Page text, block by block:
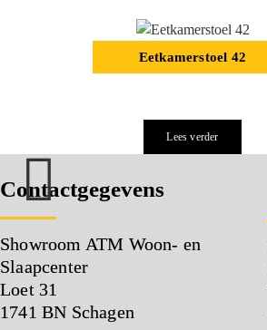
Eetkamerstoel 42
Lees verder
Contactgegevens
Showroom ATM Woon- en
Slaapcenter
Loet 31
1741 BN Schagen